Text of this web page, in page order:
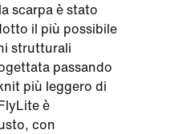
scarpa è stato
il più possibile
strutturali
passando
più leggero di
è
con